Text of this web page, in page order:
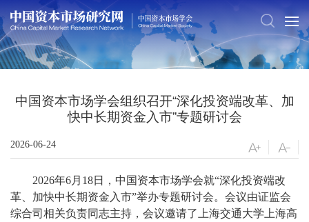
中国资本市场学会组织召开“深化投资端改革、加
快中长期资金入市”专题研讨会
2026-06-24
2026年6月18日，中国资本市场学会就“深化投资端改
革、加快中长期资金入市”举办专题研讨会。会议由证监会
综合司相关负责同志主持，会议邀请了上海交通大学上海高